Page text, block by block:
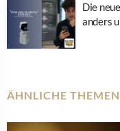
Die
anders
ÄHNLICHE THEMEN